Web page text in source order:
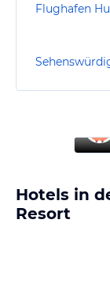
Flughafen
Hotels in
Resort